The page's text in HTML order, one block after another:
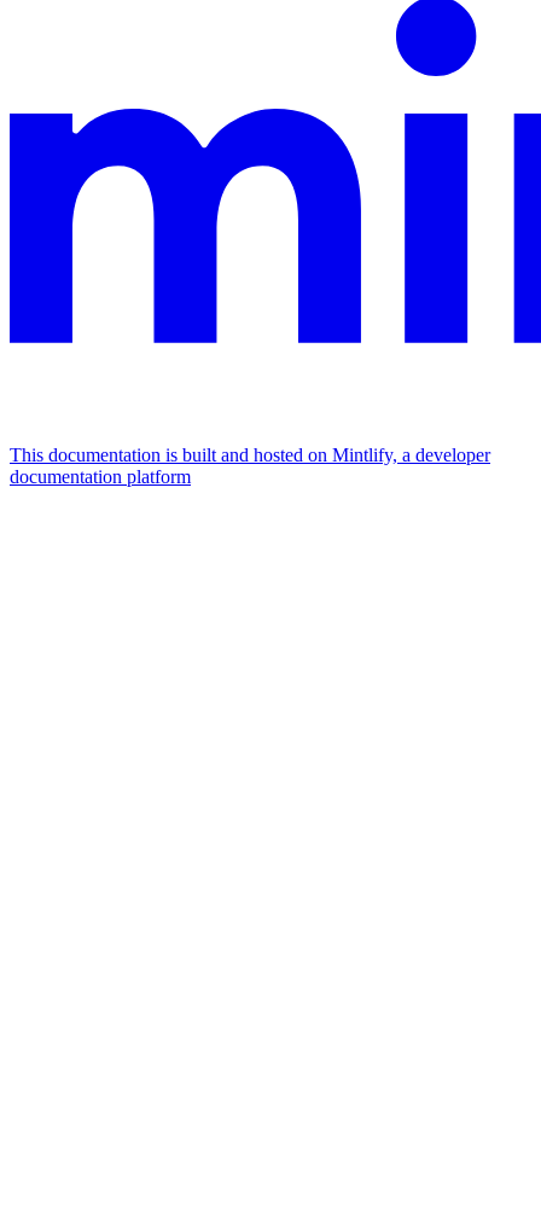
This documentation is built and hosted on Mintlify, a developer
documentation platform